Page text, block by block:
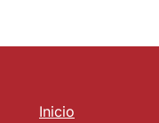
Inicio